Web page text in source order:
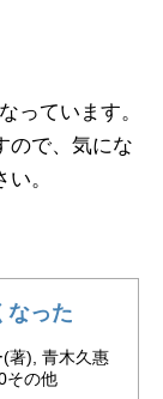
っています。
ので、気にな
。
なった
著), 青木久惠
その他